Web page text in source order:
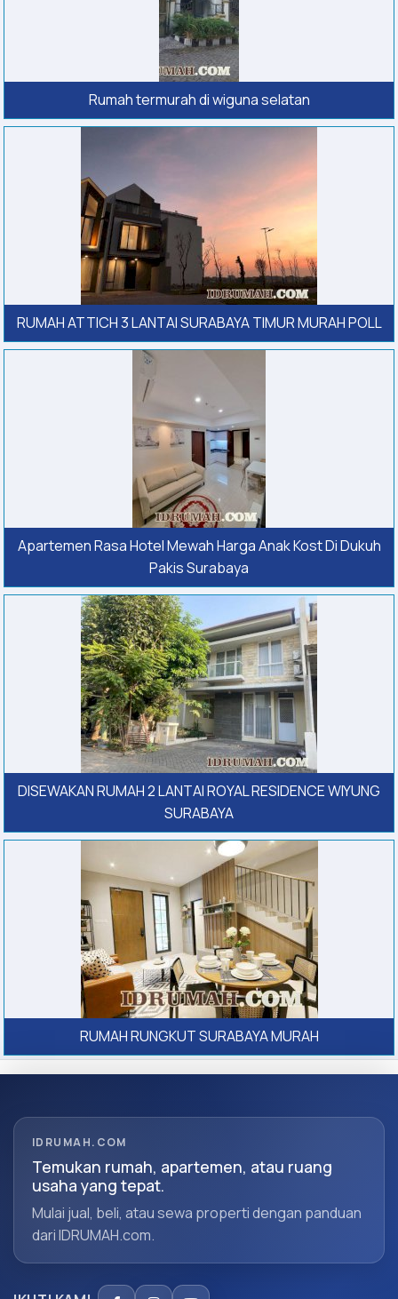
Rumah termurah di wiguna selatan
RUMAH ATTICH 3 LANTAI SURABAYA TIMUR MURAH POLL
Apartemen Rasa Hotel Mewah Harga Anak Kost Di Dukuh
Pakis Surabaya
DISEWAKAN RUMAH 2 LANTAI ROYAL RESIDENCE WIYUNG
SURABAYA
RUMAH RUNGKUT SURABAYA MURAH
IDRUMAH.COM
Temukan rumah, apartemen, atau ruang
usaha yang tepat.
Mulai jual, beli, atau sewa properti dengan panduan
dari IDRUMAH.com.